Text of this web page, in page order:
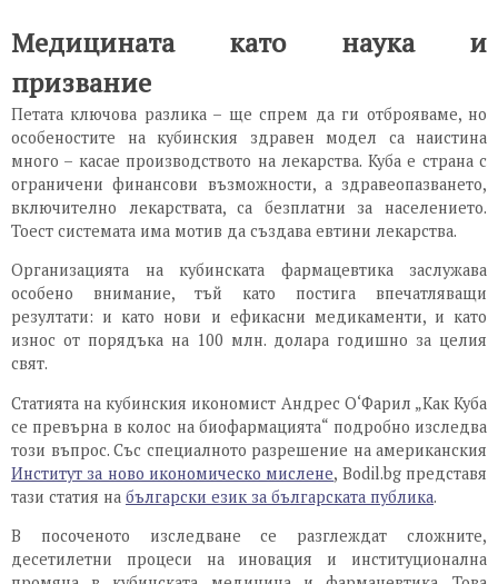
Медицината като наука и
призвание
Петата ключова разлика – ще спрем да ги отброяваме, но
особеностите на кубинския здравен модел са наистина
много – касае производството на лекарства. Куба е страна с
ограничени финансови възможности, а здравеопазването,
включително лекарствата, са безплатни за населението.
Тоест системата има мотив да създава евтини лекарства.
Организацията на кубинската фармацевтика заслужава
особено внимание, тъй като постига впечатляващи
резултати: и като нови и ефикасни медикаменти, и като
износ от порядъка на 100 млн. долара годишно за целия
свят.
Статията на кубинския икономист Андрес О‘Фарил „Как Куба
се превърна в колос на биофармацията“ подробно изследва
този въпрос. Със специалното разрешение на американския
Институт за ново икономическо мислене, Bodil.bg представя
тази статия на български език за българската публика.
В посоченото изследване се разглеждат сложните,
десетилетни процеси на иновация и институционална